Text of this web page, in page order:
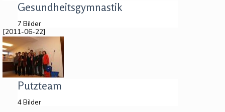
Gesundheitsgymnastik
7 Bilder
[2011-06-22]
Putzteam
4 Bilder